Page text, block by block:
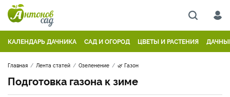
КАЛЕНДАРЬ ДАЧНИКА САД И ОГОРОД ЦВЕТЫ И РАСТЕНИЯ
Главная Лента статей Озеленение 🌿 Газон
Подготовка газона к зиме